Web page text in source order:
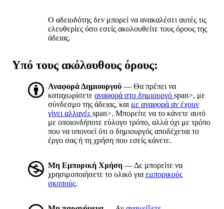
Ο αδειοδότης δεν μπορεί να ανακαλέσει αυτές τις
ελευθερίες όσο εσείς ακολουθείτε τους όρους της
άδειας.
Υπό τους ακόλουθους όρους:
Αναφορά Δημιουργού — Θα πρέπει να
καταχωρίσετε αναφορά στο δημιουργό span>, με
σύνδεσμο της άδειας, και με αναφορά αν έχουν
γίνει αλλαγές span>. Μπορείτε να το κάνετε αυτό
με οποιονδήποτε εύλογο τρόπο, αλλά όχι με τρόπο
που να υπονοεί ότι ο δημιουργός αποδέχεται το
έργο σας ή τη χρήση που εσείς κάνετε.
Μη Εμπορική Χρήση — Δε μπορείτε να
χρησιμοποιήσετε το υλικό για εμπορικούς
σκοπούς.